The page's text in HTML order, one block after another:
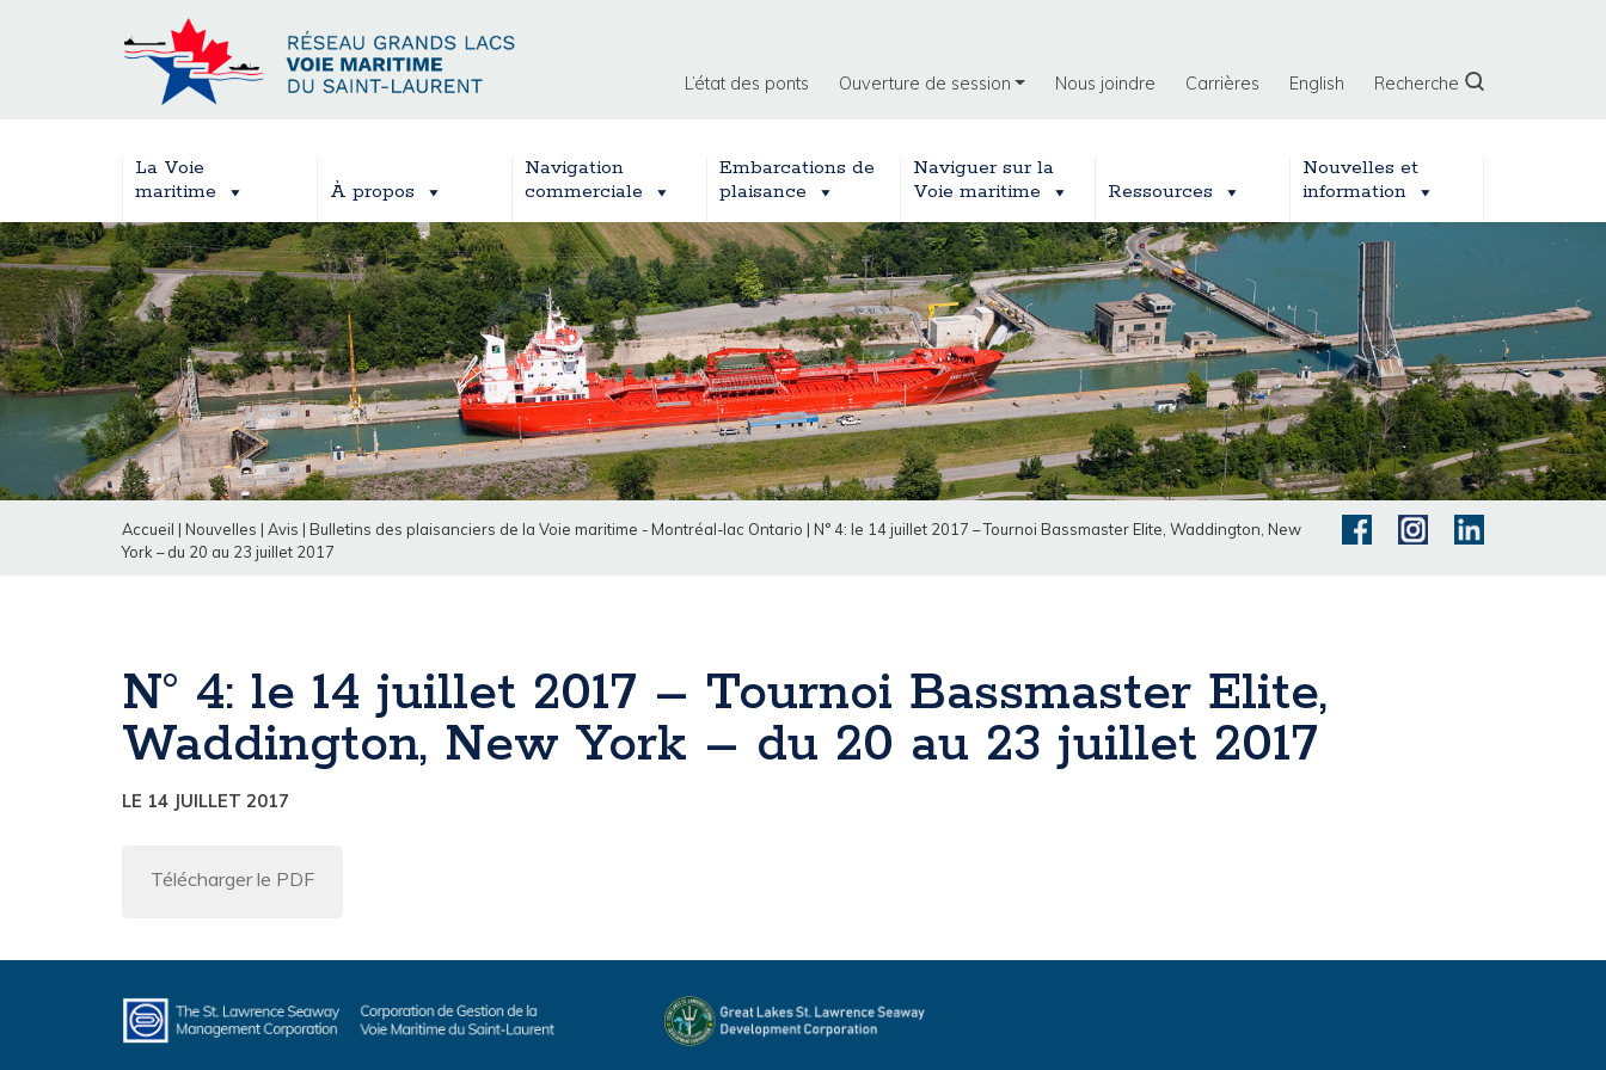
L’état des ponts Ouverture de session Nous joindre Carrières English Recherche
La Voie
maritime
À propos
Navigation
commerciale
Embarcations de
plaisance
Naviguer sur la
Voie maritime
Ressources
Nouvelles et
information
Accueil | Nouvelles | Avis | Bulletins des plaisanciers de la Voie maritime - Montréal-lac Ontario | N° 4: le 14 juillet 2017 – Tournoi Bassmaster Elite, Waddington, New
York – du 20 au 23 juillet 2017
N° 4: le 14 juillet 2017 – Tournoi Bassmaster Elite,
Waddington, New York – du 20 au 23 juillet 2017
LE 14 JUILLET 2017
Télécharger le PDF